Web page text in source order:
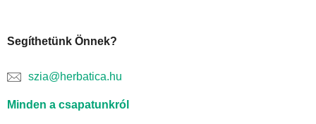
Segíthetünk Önnek?
szia@herbatica.hu
Minden a csapatunkról